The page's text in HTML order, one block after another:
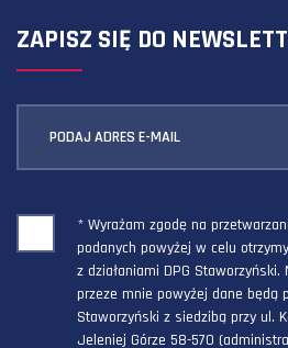
ZAPISZ SIĘ DO
PODAJ ADRES E-MAIL
* Wyrażam zgodę na
podanych powyżej w celu
z działaniami DPG
przeze mnie powyżej dane będą
Staworzyński z siedzibą przy ul.
Jeleniej Górze 58-570